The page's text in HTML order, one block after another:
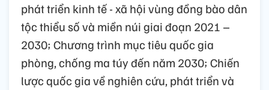
phát triển kinh tế - xã hội vùng đồng bào dân
tộc thiểu số và miền núi giai đoạn 2021 –
2030; Chương trình mục tiêu quốc gia
phòng, chống ma túy đến năm 2030; Chiến
lược quốc gia về nghiên cứu, phát triển và